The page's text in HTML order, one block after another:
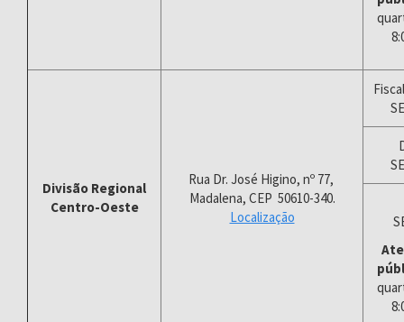
Divisão Regional
Centro-Oeste
Rua Dr. José Higino, nº 77,
Madalena, CEP 50610-340.
Localização